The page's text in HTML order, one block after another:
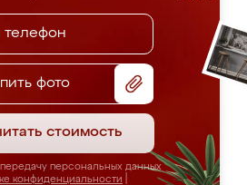
фото
стоимость
персональных данных
конфиденциальности